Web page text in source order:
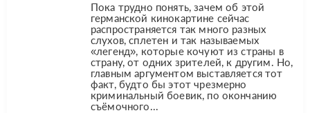
Пока трудно понять, зачем об этой
германской кинокартине сейчас
распространяется так много разных
слухов, сплетен и так называемых
«легенд», которые кочуют из страны в
страну, от одних зрителей, к другим. Но,
главным аргументом выставляется тот
факт, будто бы этот чрезмерно
криминальный боевик, по окончанию
съёмочного...